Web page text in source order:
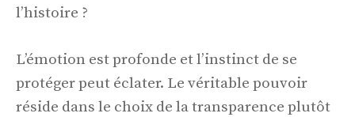
l’histoire ?
L’émotion est profonde et l’instinct de se
protéger peut éclater. Le véritable pouvoir
réside dans le choix de la transparence plutôt